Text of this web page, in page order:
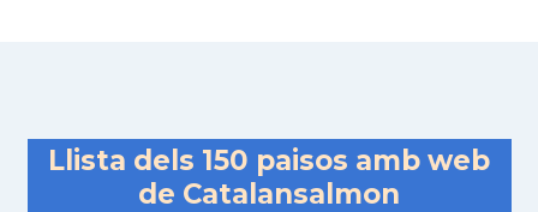
Llista dels 150 paisos amb web
de Catalansalmon